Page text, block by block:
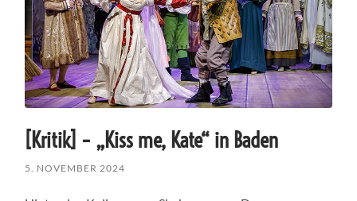
[Kritik] – „Kiss me, Kate“ in Baden
5. NOVEMBER 2024